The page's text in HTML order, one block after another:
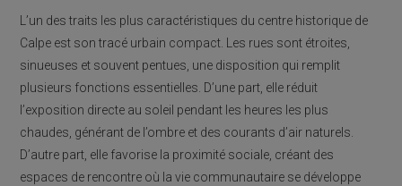
L’un des traits les plus caractéristiques du centre historique de
Calpe est son tracé urbain compact. Les rues sont étroites,
sinueuses et souvent pentues, une disposition qui remplit
plusieurs fonctions essentielles. D’une part, elle réduit
l’exposition directe au soleil pendant les heures les plus
chaudes, générant de l’ombre et des courants d’air naturels.
D’autre part, elle favorise la proximité sociale, créant des
espaces de rencontre où la vie communautaire se développe